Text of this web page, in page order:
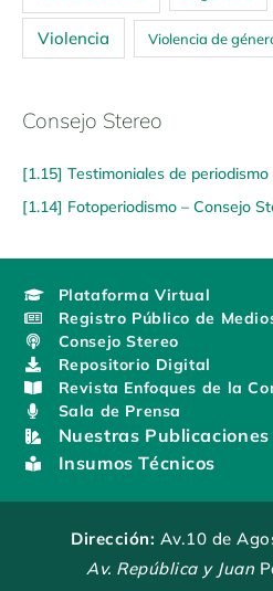
Violencia Violencia de
Consejo Stereo
[1.15] Testimoniales de
[1.14] Fotoperiodismo – Consejo
Plataforma Virtual
Registro Público de
Consejo Stereo
Repositorio Digital
Revista Enfoques de la
Sala de Prensa
Nuestras Publicaciones
Insumos Técnicos
Dirección: Av.10 de
Av. República y Juan